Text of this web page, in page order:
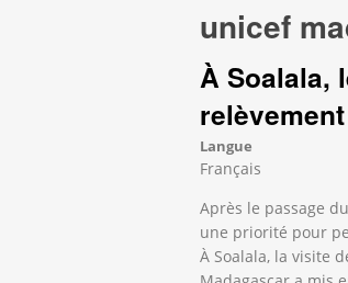
unicef
À Soalala,
Langue
Français
Après le passage
une priorité pour
À Soalala, la visite